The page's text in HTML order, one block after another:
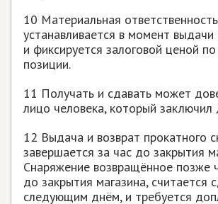
10 Материальная ответственность
устанавливается в момент
и фиксируется залоговой ценой
позиции.
11 Получать и сдавать может
лицо человека, который заключил
12 Выдача и возврат прокатного
завершается за час до закрытия
Снаряжение возвращённое позже
до закрытия магазина, считается
следующим днём, и требуется